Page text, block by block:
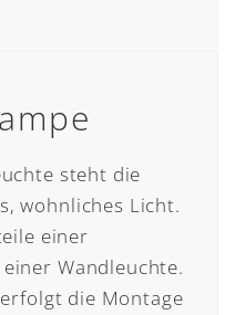
steht die
wohnliches Licht.
einer
Wandleuchte.
die Montage